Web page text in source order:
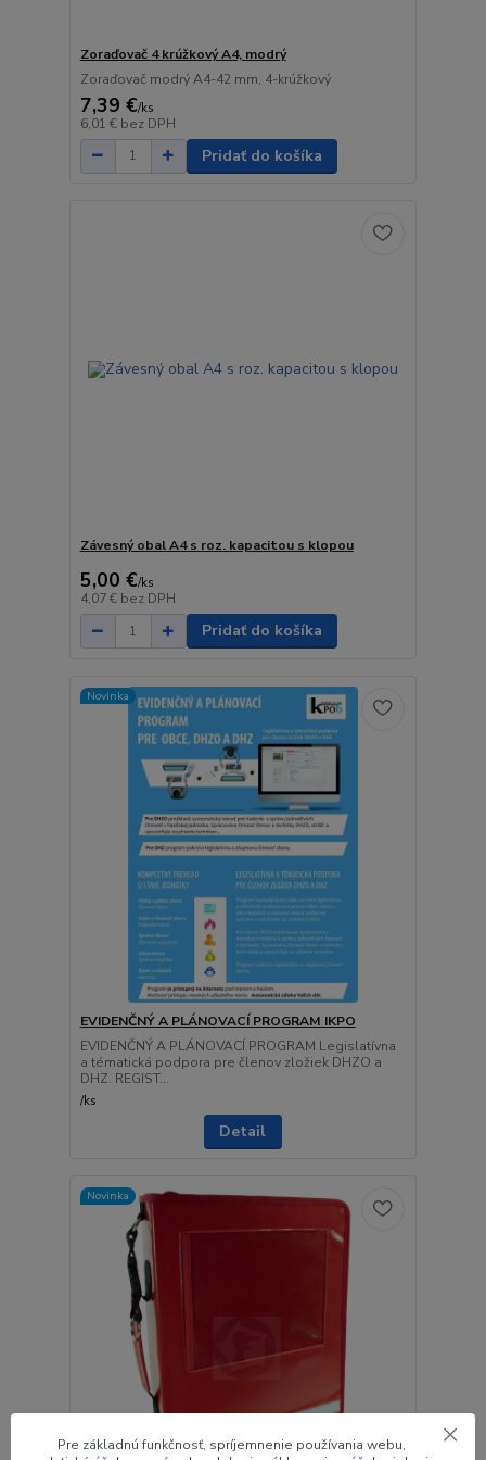
Zoraďovač 4 krúžkový A4, modrý
Zoraďovač modrý A4-42 mm, 4-krúžkový
7,39 €/ks
6,01 € bez DPH
Pridať do košíka
Závesný obal A4 s roz. kapacitou s klopou
5,00 €/ks
4,07 € bez DPH
Pridať do košíka
Novinka
EVIDENČNÝ A PLÁNOVACÍ PROGRAM IKPO
EVIDENČNÝ A PLÁNOVACÍ PROGRAM Legislatívna
a tématická podpora pre členov zložiek DHZO a
DHZ. REGIST...
/ks
Detail
Novinka
Pre základnú funkčnosť, spríjemnenie používania webu,